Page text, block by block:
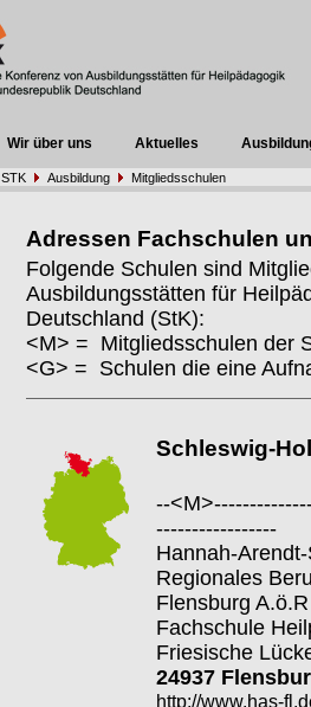
Wir über uns Aktuelles
STK Ausbildung Mitgliedsschulen
Adressen Fachschulen
Folgende Schulen sind
Ausbildungsstätten für
Deutschland (StK):
<M> = Mitgliedsschulen der
<G> = Schulen die eine
Schleswig-
--
-----------------
Hannah-
Regionales
Flensburg A.ö.R
Fachschule
Friesische
24937
http://www.has-